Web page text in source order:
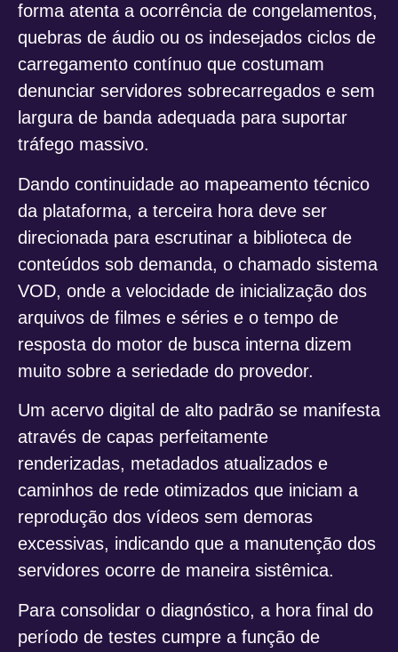
forma atenta a ocorrência de congelamentos,
quebras de áudio ou os indesejados ciclos de
carregamento contínuo que costumam
denunciar servidores sobrecarregados e sem
largura de banda adequada para suportar
tráfego massivo.
Dando continuidade ao mapeamento técnico
da plataforma, a terceira hora deve ser
direcionada para escrutinar a biblioteca de
conteúdos sob demanda, o chamado sistema
VOD, onde a velocidade de inicialização dos
arquivos de filmes e séries e o tempo de
resposta do motor de busca interna dizem
muito sobre a seriedade do provedor.
Um acervo digital de alto padrão se manifesta
através de capas perfeitamente
renderizadas, metadados atualizados e
caminhos de rede otimizados que iniciam a
reprodução dos vídeos sem demoras
excessivas, indicando que a manutenção dos
servidores ocorre de maneira sistêmica.
Para consolidar o diagnóstico, a hora final do
período de testes cumpre a função de